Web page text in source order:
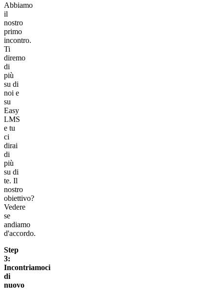
Abbiamo
il
nostro
primo
incontro.
Ti
diremo
di
più
su di
noi e
su
Easy
LMS
e tu
ci
dirai
di
più
su di
te. Il
nostro
obiettivo?
Vedere
se
andiamo
d'accordo.
Step
3:
Incontriamoci
di
nuovo